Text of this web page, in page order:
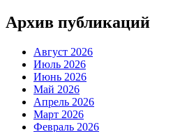
Архив публикаций
Август 2026
Июль 2026
Июнь 2026
Май 2026
Апрель 2026
Март 2026
Февраль 2026